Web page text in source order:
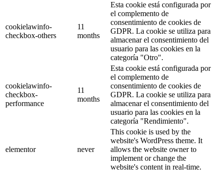
cookielawinfo-
checkbox-others
11
months
Esta cookie está configurada por
el complemento de
consentimiento de cookies de
GDPR. La cookie se utiliza para
almacenar el consentimiento del
usuario para las cookies en la
categoría "Otro".
cookielawinfo-
checkbox-
performance
11
months
Esta cookie está configurada por
el complemento de
consentimiento de cookies de
GDPR. La cookie se utiliza para
almacenar el consentimiento del
usuario para las cookies en la
categoría "Rendimiento".
elementor never
This cookie is used by the
website's WordPress theme. It
allows the website owner to
implement or change the
website's content in real-time.